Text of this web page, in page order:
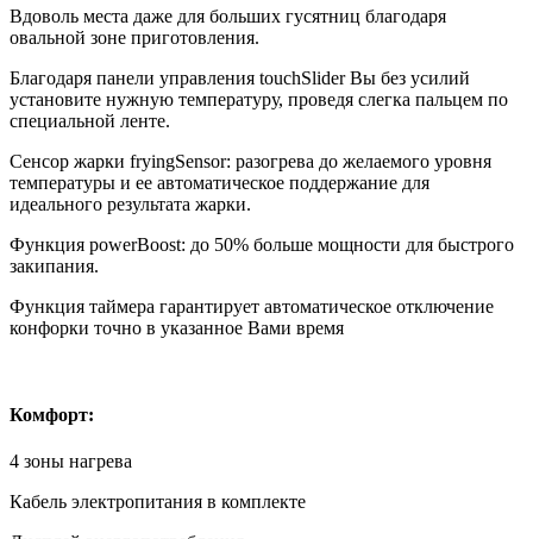
Вдоволь места даже для больших гусятниц благодаря
овальной зоне приготовления.
Благодаря панели управления touchSlider Вы без усилий
установите нужную температуру, проведя слегка пальцем по
специальной ленте.
Сенсор жарки fryingSensor: разогрева до желаемого уровня
температуры и ее автоматическое поддержание для
идеального результата жарки.
Функция powerBoost: до 50% больше мощности для быстрого
закипания.
Функция таймера гарантирует автоматическое отключение
конфорки точно в указанное Вами время
Комфорт:
4 зоны нагрева
Кабель электропитания в комплекте